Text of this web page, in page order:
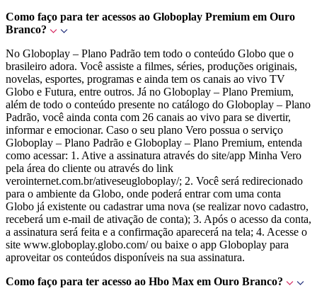
Como faço para ter acessos ao Globoplay Premium em Ouro
Branco?
No Globoplay – Plano Padrão tem todo o conteúdo Globo que o
brasileiro adora. Você assiste a filmes, séries, produções originais,
novelas, esportes, programas e ainda tem os canais ao vivo TV
Globo e Futura, entre outros. Já no Globoplay – Plano Premium,
além de todo o conteúdo presente no catálogo do Globoplay – Plano
Padrão, você ainda conta com 26 canais ao vivo para se divertir,
informar e emocionar. Caso o seu plano Vero possua o serviço
Globoplay – Plano Padrão e Globoplay – Plano Premium, entenda
como acessar: 1. Ative a assinatura através do site/app Minha Vero
pela área do cliente ou através do link
verointernet.com.br/ativeseugloboplay/; 2. Você será redirecionado
para o ambiente da Globo, onde poderá entrar com uma conta
Globo já existente ou cadastrar uma nova (se realizar novo cadastro,
receberá um e-mail de ativação de conta); 3. Após o acesso da conta,
a assinatura será feita e a confirmação aparecerá na tela; 4. Acesse o
site www.globoplay.globo.com/ ou baixe o app Globoplay para
aproveitar os conteúdos disponíveis na sua assinatura.
Como faço para ter acesso ao Hbo Max em Ouro Branco?